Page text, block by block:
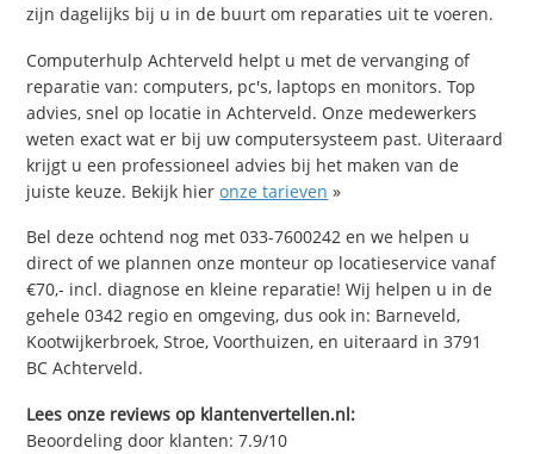
zijn dagelijks bij u in de buurt om reparaties uit te voeren.
Computerhulp Achterveld helpt u met de vervanging of
reparatie van: computers, pc's, laptops en monitors. Top
advies, snel op locatie in Achterveld. Onze medewerkers
weten exact wat er bij uw computersysteem past. Uiteraard
krijgt u een professioneel advies bij het maken van de
juiste keuze. Bekijk hieronze tarieven »
Bel deze ochtend nog met 033-7600242 en we helpen u
direct of we plannen onze monteur op locatieservice vanaf
€70,- incl. diagnose en kleine reparatie! Wij helpen u in de
gehele 0342 regio en omgeving, dus ook in: Barneveld,
Kootwijkerbroek, Stroe, Voorthuizen, en uiteraard in 3791
BC Achterveld.
Lees onze reviews op klantenvertellen.nl:
Beoordeling door klanten:7.9/10